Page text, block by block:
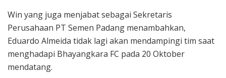
Win yang juga menjabat sebagai Sekretaris
Perusahaan PT Semen Padang menambahkan,
Eduardo Almeida tidak lagi akan mendampingi tim saat
menghadapi Bhayangkara FC pada 20 Oktober
mendatang.